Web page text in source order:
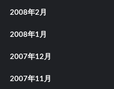
2008年2月
2008年1月
2007年12月
2007年11月